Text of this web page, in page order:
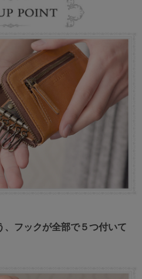
、フックが全部で５つ付いて